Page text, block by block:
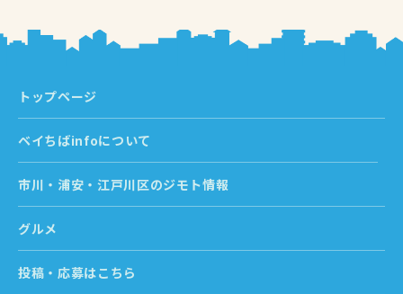
トップページ
ベイちばinfoについて
市川・浦安・江戸川区のジモト情報
グルメ
投稿・応募はこちら